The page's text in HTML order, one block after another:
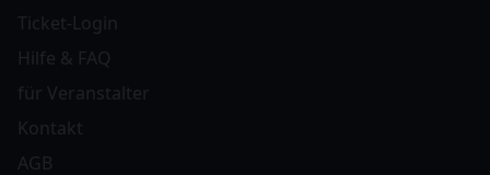
Ticket-Login
Hilfe & FAQ
für Veranstalter
Kontakt
AGB